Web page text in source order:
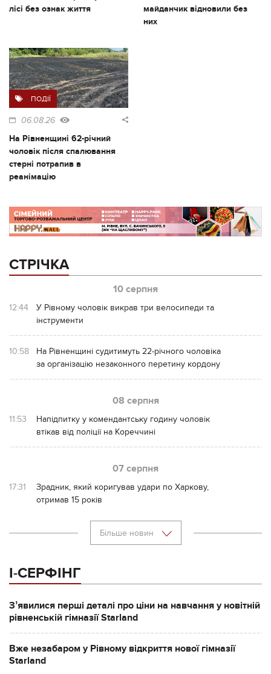
лісі без ознак життя
майданчик відновили без
них
ПОДІЇ
06.08.26
На Рівненщині 62-річний
чоловік після спалювання
стерні потрапив в
реанімацію
СТРІЧКА
10 серпня
12:44
У Рівному чоловік викрав три велосипеди та
інструменти
10:58
На Рівненщині судитимуть 22-річного чоловіка
за організацію незаконного перетину кордону
08 серпня
11:53
Напідпитку у комендантську годину чоловік
втікав від поліції на Кореччині
07 серпня
17:31
Зрадник, який коригував удари по Харкову,
отримав 15 років
Більше новин
І-СЕРФІНГ
Зʼявилися перші деталі про ціни на навчання у новітній
рівненській гімназії Starland
Вже незабаром у Рівному відкриття нової гімназії
Starland